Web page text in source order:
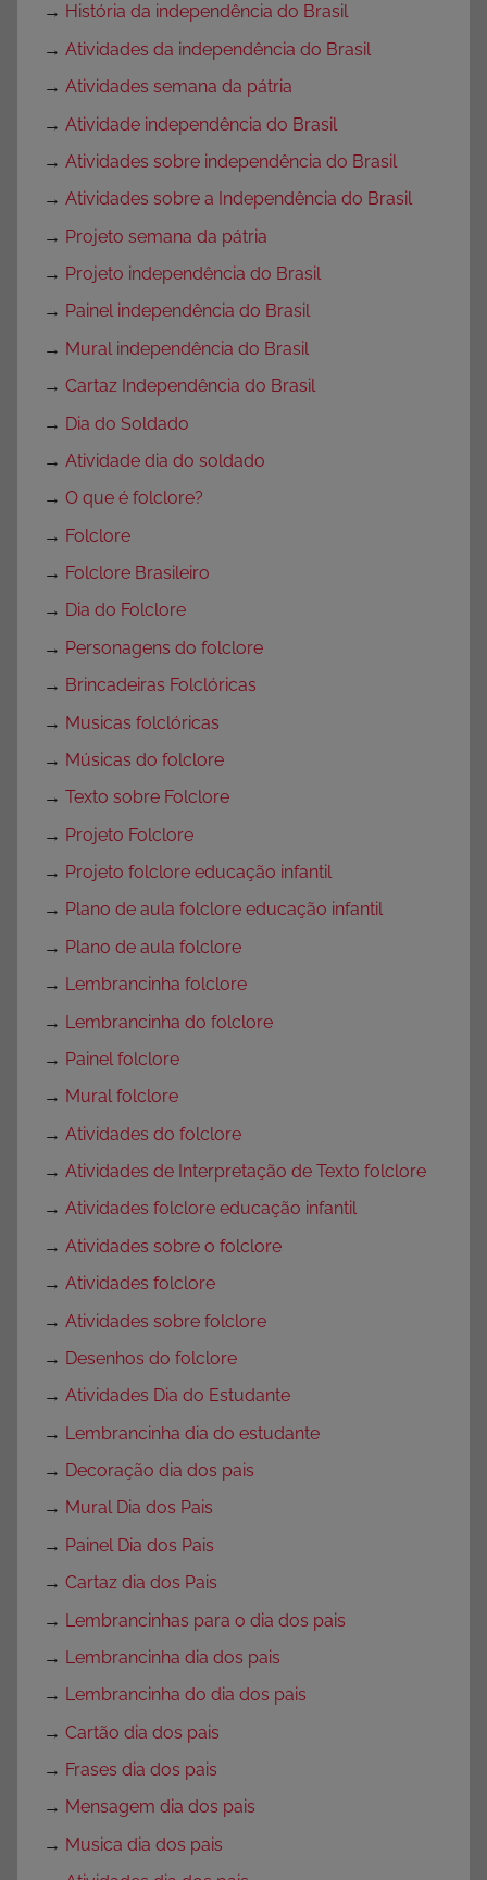
→ História da independência do Brasil
→ Atividades da independência do Brasil
→ Atividades semana da pátria
→ Atividade independência do Brasil
→ Atividades sobre independência do Brasil
→ Atividades sobre a Independência do Brasil
→ Projeto semana da pátria
→ Projeto independência do Brasil
→ Painel independência do Brasil
→ Mural independência do Brasil
→ Cartaz Independência do Brasil
→ Dia do Soldado
→ Atividade dia do soldado
→ O que é folclore?
→ Folclore
→ Folclore Brasileiro
→ Dia do Folclore
→ Personagens do folclore
→ Brincadeiras Folclóricas
→ Musicas folclóricas
→ Músicas do folclore
→ Texto sobre Folclore
→ Projeto Folclore
→ Projeto folclore educação infantil
→ Plano de aula folclore educação infantil
→ Plano de aula folclore
→ Lembrancinha folclore
→ Lembrancinha do folclore
→ Painel folclore
→ Mural folclore
→ Atividades do folclore
→ Atividades de Interpretação de Texto folclore
→ Atividades folclore educação infantil
→ Atividades sobre o folclore
→ Atividades folclore
→ Atividades sobre folclore
→ Desenhos do folclore
→ Atividades Dia do Estudante
→ Lembrancinha dia do estudante
→ Decoração dia dos pais
→ Mural Dia dos Pais
→ Painel Dia dos Pais
→ Cartaz dia dos Pais
→ Lembrancinhas para o dia dos pais
→ Lembrancinha dia dos pais
→ Lembrancinha do dia dos pais
→ Cartão dia dos pais
→ Frases dia dos pais
→ Mensagem dia dos pais
→ Musica dia dos pais